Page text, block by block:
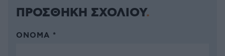
ΠΡΟΣΘΗΚΗ ΣΧΟΛΙΟΥ
ΌΝΟΜΑ *